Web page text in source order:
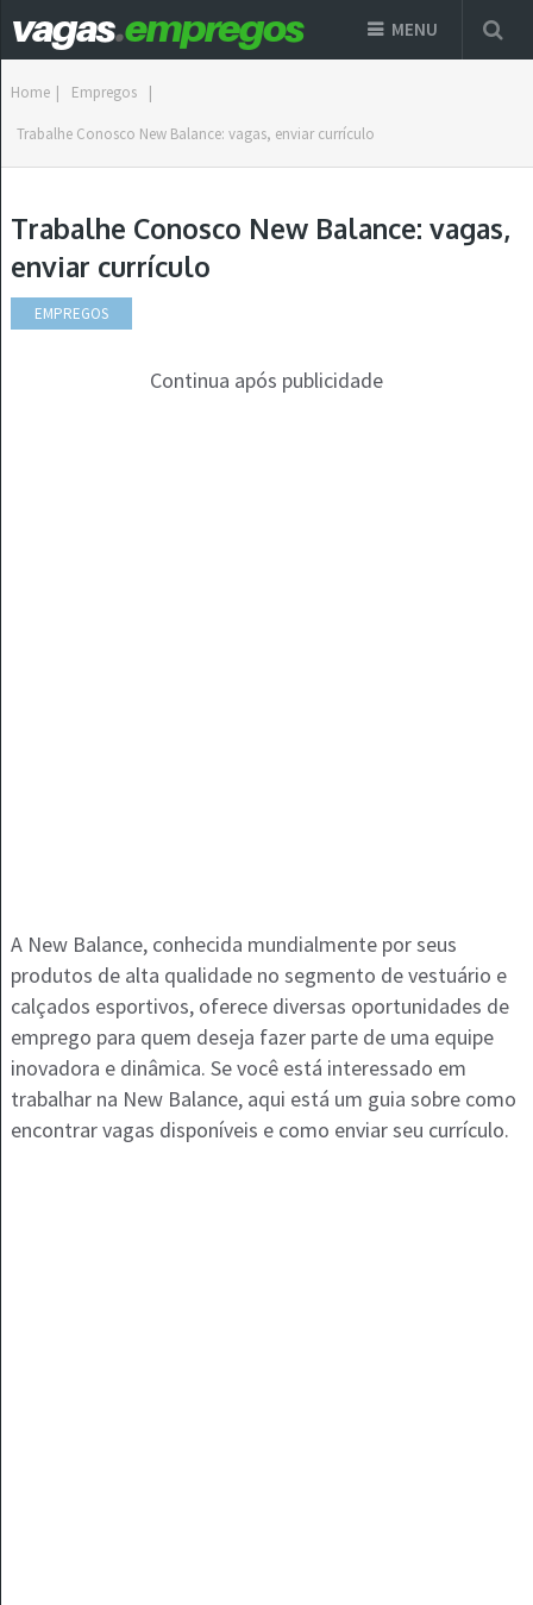
MENU
Home | Empregos |
Trabalhe Conosco New Balance: vagas, enviar currículo
Trabalhe Conosco New Balance: vagas,
enviar currículo
EMPREGOS
Continua após publicidade
A New Balance, conhecida mundialmente por seus
produtos de alta qualidade no segmento de vestuário e
calçados esportivos, oferece diversas oportunidades de
emprego para quem deseja fazer parte de uma equipe
inovadora e dinâmica. Se você está interessado em
trabalhar na New Balance, aqui está um guia sobre como
encontrar vagas disponíveis e como enviar seu currículo.